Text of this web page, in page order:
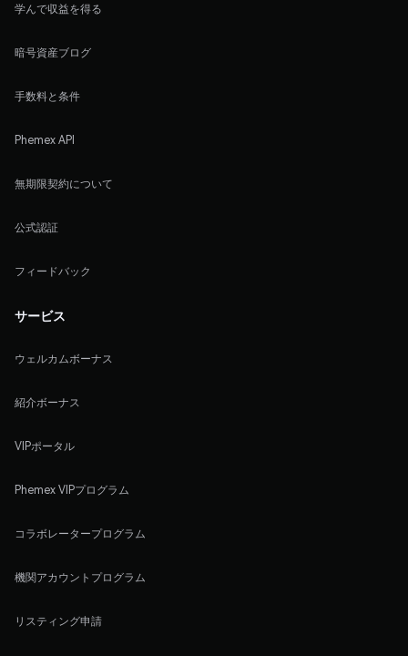
学んで収益を得る
暗号資産ブログ
手数料と条件
Phemex API
無期限契約について
公式認証
フィードバック
サービス
ウェルカムボーナス
紹介ボーナス
VIPポータル
Phemex VIPプログラム
コラボレータープログラム
機関アカウントプログラム
リスティング申請